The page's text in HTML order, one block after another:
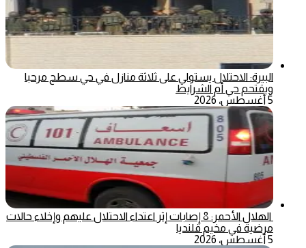
البيرة: الاحتلال يستولي على ثلاثة منازل في حي سطح مرحبا
ويقتحم حي أم الشرايط
5 أغسطس، 2026
الهلال الأحمر: 8 إصابات إثر اعتداء الاحتلال عليهم وإخلاء حالات
مرضية في مخيم قلنديا
5 أغسطس، 2026